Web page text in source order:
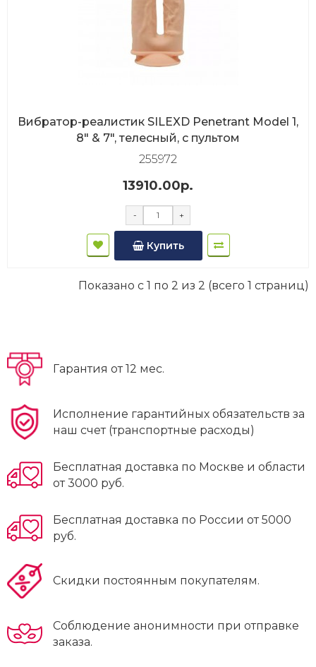
Вибратор-реалистик SILEXD Penetrant Model 1,
8" & 7", телесный, с пультом
255972
13910.00р.
- +
Купить
Показано с 1 по 2 из 2 (всего 1 страниц)
Гарантия от 12 мес.
Исполнение гарантийных обязательств за
наш счет (транспортные расходы)
Бесплатная доставка по Москве и области
от 3000 руб.
Бесплатная доставка по России от 5000
руб.
Скидки постоянным покупателям.
Соблюдение анонимности при отправке
заказа.